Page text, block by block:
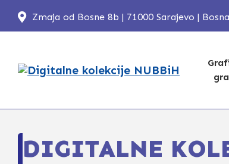
Zmaja od Bosne 8b | 71000 Sarajevo |
DIGITALNE